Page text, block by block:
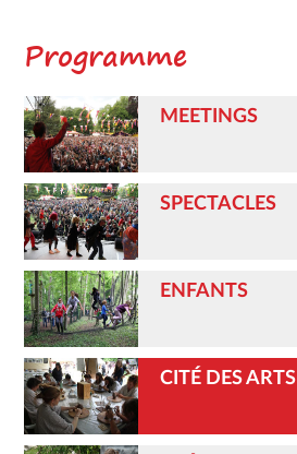
Programme
MEETINGS
SPECTACLES
ENFANTS
CITÉ DES ARTS